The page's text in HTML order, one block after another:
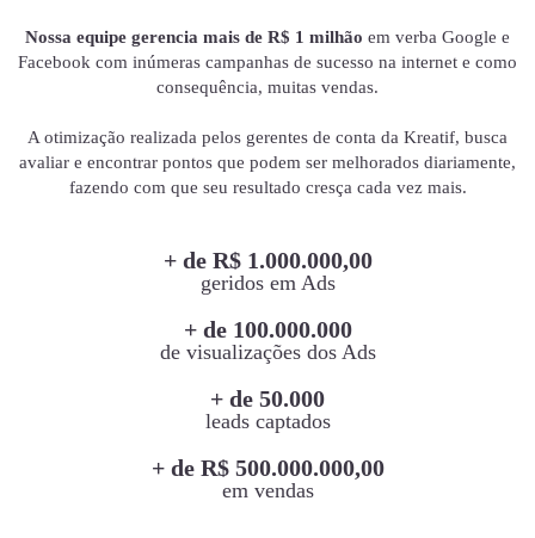
Nossa equipe gerencia mais de R$ 1 milhão em verba Google e
Facebook com inúmeras campanhas de sucesso na internet e como
consequência, muitas vendas.
A otimização realizada pelos gerentes de conta da Kreatif, busca
avaliar e encontrar pontos que podem ser melhorados diariamente,
fazendo com que seu resultado cresça cada vez mais.
+ de R$ 1.000.000,00
geridos em Ads
+ de 100.000.000
de visualizações dos Ads
+ de 50.000
leads captados
+ de R$ 500.000.000,00
em vendas